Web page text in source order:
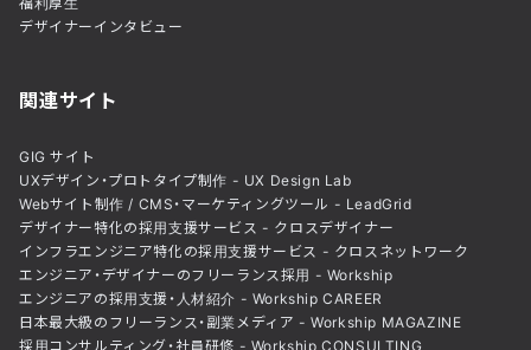
デザイナーインタビュー
関連サイト
GIG サイト
UXデザイン・プロトタイプ制作 - UX Design Lab
Webサイト制作 / CMS・マーケティングツール - LeadGrid
デザイナー特化の採用支援サービス - クロスデザイナー
インフラエンジニア特化の採用支援サービス - クロスネットワーク
エンジニア・デザイナーのフリーランス採用 - Workship
エンジニアの採用支援・人材紹介 - Workship CAREER
日本最大級のフリーランス・副業メディア - Workship MAGAZINE
採用コンサルティング・社員研修 - Workship CONSULTING